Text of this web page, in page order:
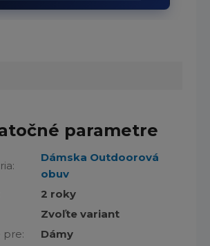
parametre
:
Dámska Outdoorová
obuv
2 roky
Zvoľte variant
pre:
Dámy